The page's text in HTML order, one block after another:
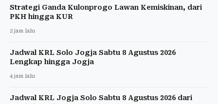
Strategi Ganda Kulonprogo Lawan Kemiskinan, dari
PKH hingga KUR
2 jam lalu
Jadwal KRL Solo Jogja Sabtu 8 Agustus 2026
Lengkap hingga Jogja
4 jam lalu
Jadwal KRL Jogja Solo Sabtu 8 Agustus 2026 dari